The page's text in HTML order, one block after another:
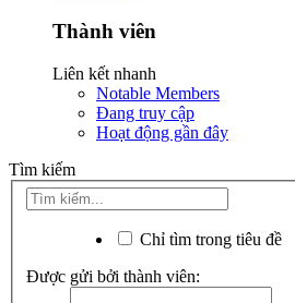
Thành viên
Liên kết nhanh
Notable Members
Đang truy cập
Hoạt động gần đây
Tìm kiếm
Chỉ tìm trong tiêu đề
Được gửi bởi thành viên: